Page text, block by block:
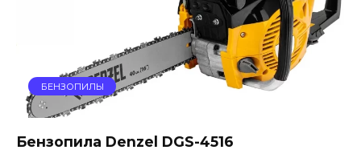
БЕНЗОПИЛЫ
Бензопила Denzel DGS-4516